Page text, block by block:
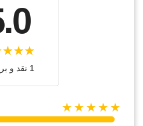
1 نقد و بررسی
★★★★★